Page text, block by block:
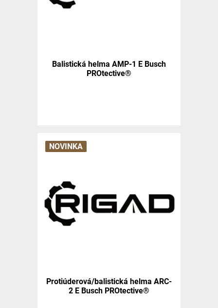
Balistická helma AMP-1 E Busch
PROtective®
NOVINKA
Protiúderová/balistická helma ARC-
2 E Busch PROtective®